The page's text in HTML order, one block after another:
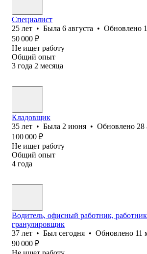
Специалист
25 лет • Была 6 августа • Обновлено
50 000 ₽
Не ищет работу
Общий опыт
3 года 2 месяца
Кладовщик
35 лет • Была 2 июня • Обновлено 28
100 000 ₽
Не ищет работу
Общий опыт
4 года
Водитель, офисный работник, работник
гранулировщик
37 лет • Был сегодня • Обновлено 11
90 000 ₽